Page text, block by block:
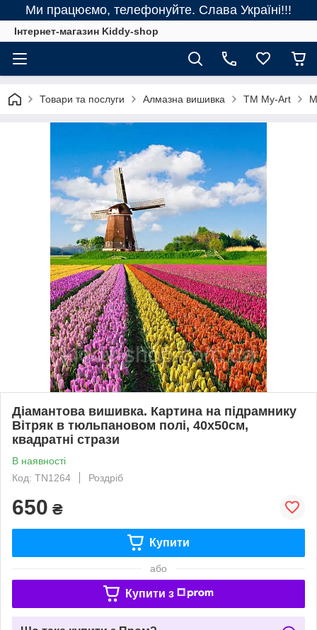
Ми працюємо, телефонуйте. Слава Україні!!!
Інтернет-магазин Kiddy-shop
Товари та послуги Алмазна вишивка ТМ My-Art
Діамантова вишивка. Картина на підрамнику
Вітряк в тюльпановом полі, 40х50см,
квадратні стрази
В наявності
Код: TN1264
Роздріб
650 ₴
Купити
або
Купити з